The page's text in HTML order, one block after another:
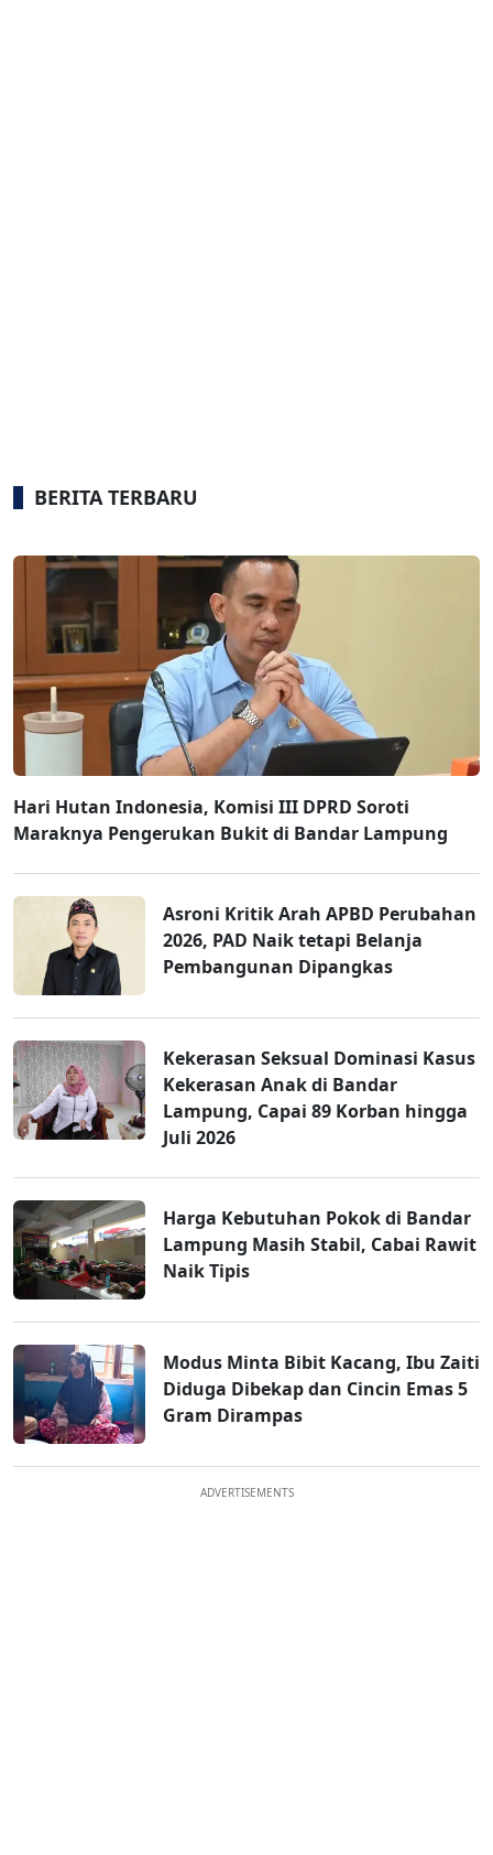
BERITA TERBARU
Hari Hutan Indonesia, Komisi III DPRD Soroti
Maraknya Pengerukan Bukit di Bandar Lampung
Asroni Kritik Arah APBD Perubahan
2026, PAD Naik tetapi Belanja
Pembangunan Dipangkas
Kekerasan Seksual Dominasi Kasus
Kekerasan Anak di Bandar
Lampung, Capai 89 Korban hingga
Juli 2026
Harga Kebutuhan Pokok di Bandar
Lampung Masih Stabil, Cabai Rawit
Naik Tipis
Modus Minta Bibit Kacang, Ibu Zaiti
Diduga Dibekap dan Cincin Emas 5
Gram Dirampas
ADVERTISEMENTS